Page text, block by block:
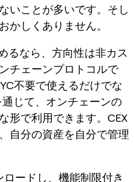
いことが多いです。そし
かしくありません。
るなら、方向性は非カス
チェーンプロトコルで
不要で使えるだけでな
じて、オンチェーンの
形で利用できます。CEX
自分の資産を自分で管理
ードし、機能制限付き